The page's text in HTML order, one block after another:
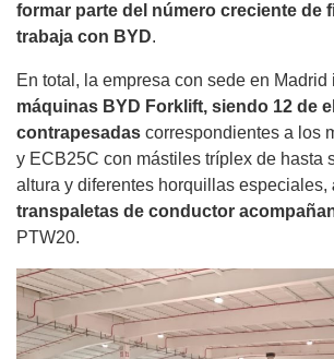
formar parte del número creciente de
trabaja con BYD.
En total, la empresa con sede en Madrid
máquinas BYD Forklift, siendo 12 de
contrapesadas correspondientes a los
y ECB25C con mástiles tríplex de hasta
altura y diferentes horquillas especiales,
transpaletas de conductor
PTW20.